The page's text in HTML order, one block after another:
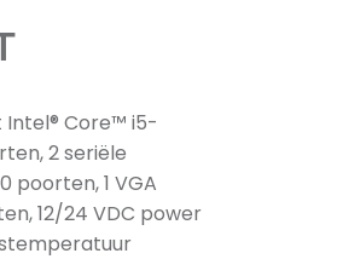
Intel® Core™ i5-
2 seriële
poorten, 1 VGA
12/24 VDC power